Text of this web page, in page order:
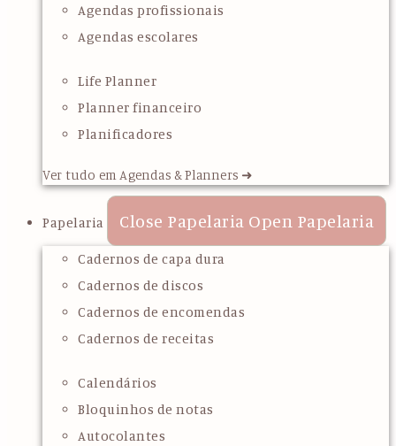
Agendas profissionais
Agendas escolares
Life Planner
Planner financeiro
Planificadores
Ver tudo em Agendas & Planners ➜
Papelaria Close Papelaria Open Papelaria
Cadernos de capa dura
Cadernos de discos
Cadernos de encomendas
Cadernos de receitas
Calendários
Bloquinhos de notas
Autocolantes